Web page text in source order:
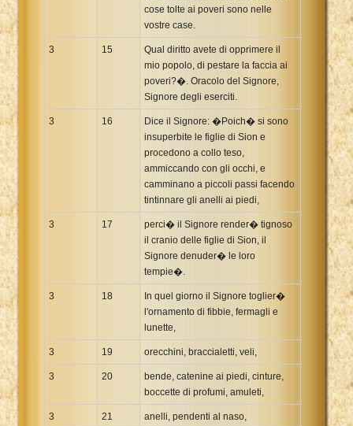
cose tolte ai poveri sono nelle
vostre case.
3 15
Qual diritto avete di opprimere il
mio popolo, di pestare la faccia ai
poveri?�. Oracolo del Signore,
Signore degli eserciti.
3 16
Dice il Signore: �Poich� si sono
insuperbite le figlie di Sion e
procedono a collo teso,
ammiccando con gli occhi, e
camminano a piccoli passi facendo
tintinnare gli anelli ai piedi,
3 17
perci� il Signore render� tignoso
il cranio delle figlie di Sion, il
Signore denuder� le loro
tempie�.
3 18
In quel giorno il Signore toglier�
l'ornamento di fibbie, fermagli e
lunette,
3 19 orecchini, braccialetti, veli,
3 20
bende, catenine ai piedi, cinture,
boccette di profumi, amuleti,
3 21 anelli, pendenti al naso,